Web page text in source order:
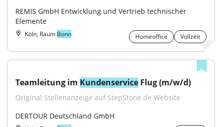
REMIS GmbH Entwicklung und Vertrieb technischer
Elemente
Köln, Raum Bonn Homeoffice Vollzeit
Teamleitung im Kundenservice Flug (m/w/d)
Original Stellenanzeige auf StepStone.de Website
DERTOUR Deutschland GmbH